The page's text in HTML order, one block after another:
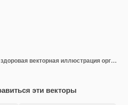
Еда вегетарианская здоровая векторная иллюстрация органический овощной зеленый набор огурец морковь v
эти векторы